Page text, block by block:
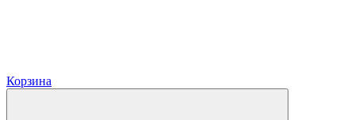
Корзина